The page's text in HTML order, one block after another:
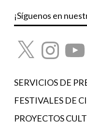
¡Síguenos en
X Instagram
SERVICIOS DE
FESTIVALES DE
PROYECTOS